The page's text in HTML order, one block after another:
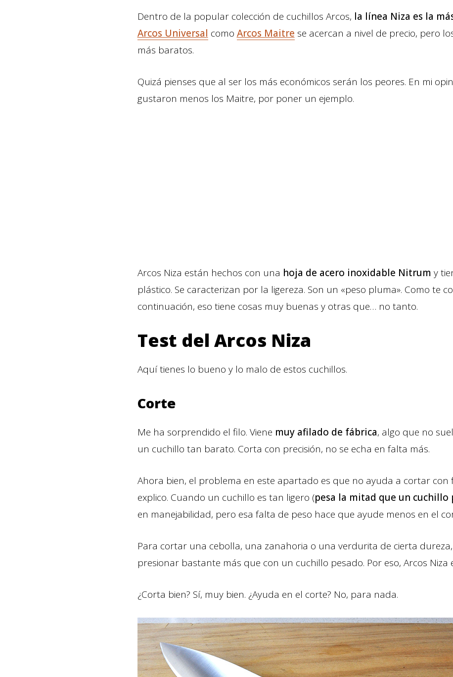
Dentro de la popular colección de cuchillos Arcos, la línea Niza es la
Arcos Universal como Arcos Maitre se acercan a nivel de precio, pero
más baratos.
Quizá pienses que al ser los más económicos serán los peores. En mi
gustaron menos los Maitre, por poner un ejemplo.
Arcos Niza están hechos con una hoja de acero inoxidable Nitrum y
plástico. Se caracterizan por la ligereza. Son un «peso pluma». Como te
continuación, eso tiene cosas muy buenas y otras que… no tanto.
Test del Arcos Niza
Aquí tienes lo bueno y lo malo de estos cuchillos.
Corte
Me ha sorprendido el filo. Viene muy afilado de fábrica, algo que no
un cuchillo tan barato. Corta con precisión, no se echa en falta más.
Ahora bien, el problema en este apartado es que no ayuda a cortar con
explico. Cuando un cuchillo es tan ligero (pesa la mitad que un cuchillo
en manejabilidad, pero esa falta de peso hace que ayude menos en el
Para cortar una cebolla, una zanahoria o una verdurita de cierta
presionar bastante más que con un cuchillo pesado. Por eso, Arcos Niza
¿Corta bien? Sí, muy bien. ¿Ayuda en el corte? No, para nada.